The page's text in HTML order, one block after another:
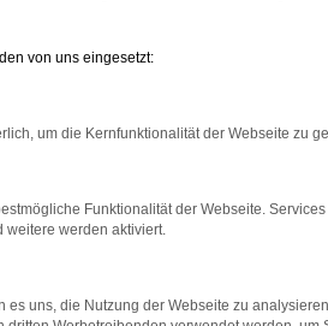
bestimmter Seiten
beheben.
auf dem neuesten Stand
von uns eingesetzt:
um die Kernfunktionalität der Webseite zu
Funktionalität der Webseite.
weitere werden aktiviert.
es uns, die Nutzung der Webseite zu